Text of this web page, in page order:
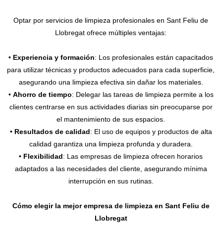
Optar por servicios de limpieza profesionales en Sant Feliu de
Llobregat ofrece múltiples ventajas:
• Experiencia y formación: Los profesionales están capacitados
para utilizar técnicas y productos adecuados para cada superficie,
asegurando una limpieza efectiva sin dañar los materiales.
• Ahorro de tiempo: Delegar las tareas de limpieza permite a los
clientes centrarse en sus actividades diarias sin preocuparse por
el mantenimiento de sus espacios.
• Resultados de calidad: El uso de equipos y productos de alta
calidad garantiza una limpieza profunda y duradera.
• Flexibilidad: Las empresas de limpieza ofrecen horarios
adaptados a las necesidades del cliente, asegurando mínima
interrupción en sus rutinas.
Cómo elegir la mejor empresa de limpieza en Sant Feliu de
Llobregat